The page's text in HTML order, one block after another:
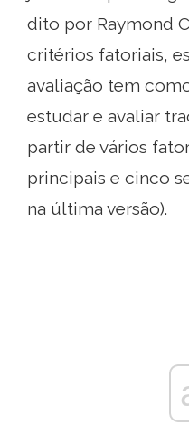
dito por Raymond
critérios fatoriais,
avaliação tem
estudar e avaliar
partir de vários
principais e cinco
na última versão).